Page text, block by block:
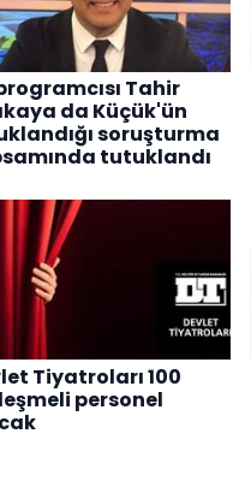
Tahir
da Küçük'ün
soruşturma
tutuklandı
Tiyatroları 100
personel